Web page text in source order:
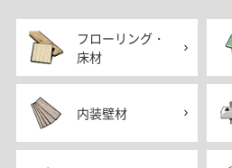
フローリング・
床材
内装壁材